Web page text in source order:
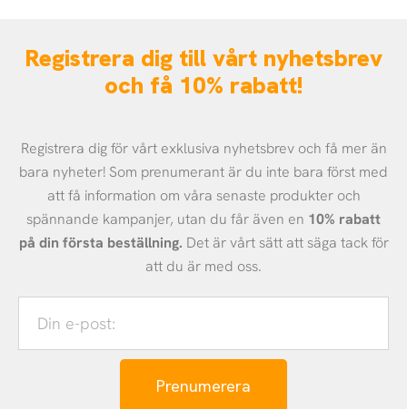
Registrera dig till vårt nyhetsbrev
och få 10% rabatt!
Registrera dig för vårt exklusiva nyhetsbrev och få mer än
bara nyheter! Som prenumerant är du inte bara först med
att få information om våra senaste produkter och
spännande kampanjer, utan du får även en 10% rabatt
på din första beställning. Det är vårt sätt att säga tack för
att du är med oss.
Prenumerera